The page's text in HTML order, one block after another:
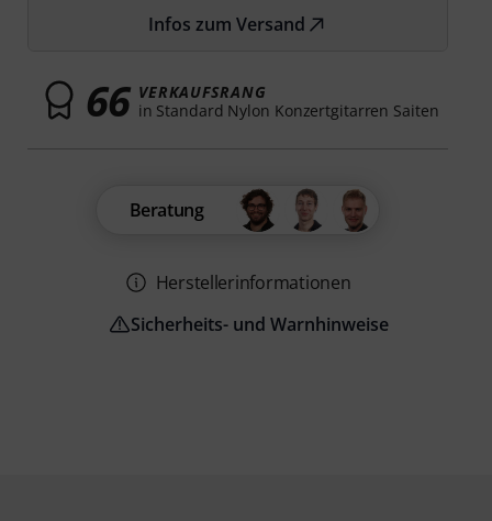
Infos zum Versand
66 VERKAUFSRANG
in Standard Nylon Konzertgitarren Saiten
Beratung
Herstellerinformationen
Sicherheits- und Warnhinweise